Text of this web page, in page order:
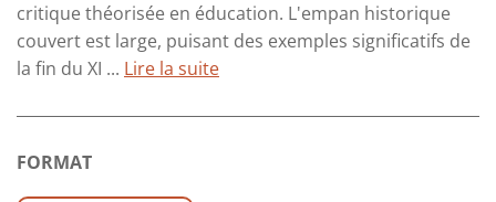
critique théorisée en éducation. L'empan historique
couvert est large, puisant des exemples significatifs de
la fin du XI ... Lire la suite
FORMAT